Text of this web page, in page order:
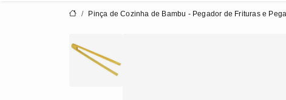
Pinça de Cozinha de Bambu - Pegador de Frituras e